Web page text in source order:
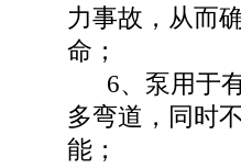
力事故，从而
命；
6、泵用于有
多弯道，同时
能；